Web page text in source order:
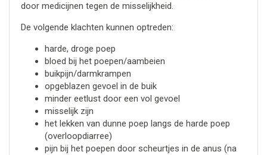
door medicijnen tegen de misselijkheid.
De volgende klachten kunnen optreden:
harde, droge poep
bloed bij het poepen/aambeien
buikpijn/darmkrampen
opgeblazen gevoel in de buik
minder eetlust door een vol gevoel
misselijk zijn
het lekken van dunne poep langs de harde poep
(overloopdiarree)
pijn bij het poepen door scheurtjes in de anus (na